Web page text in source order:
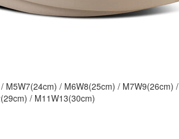
M5W7(24cm) / M6W8(25cm) / M7W9(26cm) /
/ M11W13(30cm)